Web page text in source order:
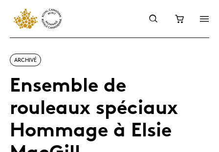
ARCHIVÉ
Ensemble de
rouleaux spéciaux
Hommage à Elsie